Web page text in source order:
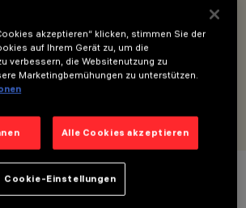
Kamera mit Halterung - Für
akzeptieren“ klicken, stimmen Sie der
auf Ihrem Gerät zu, um die
verbessern, die Websitenutzung zu
Marketingbemühungen zu unterstützen.
Alle Cookies akzeptieren
Cookie-Einstellungen